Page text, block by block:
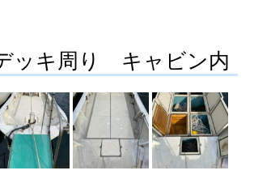
ッキ周り キャビン内